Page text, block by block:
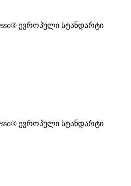
ევროპული სტანდარტი
ევროპული სტანდარტი